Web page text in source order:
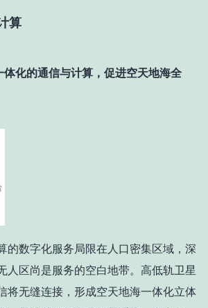
算
体化的通信与计算，促进空天地海全
的数字化服务局限在人口密集区域，深
人区尚是服务的空白地带。高低轨卫星
将无缝连接，形成空天地海一体化立体